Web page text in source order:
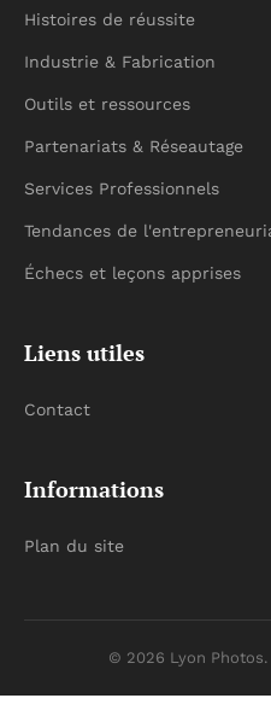
Histoires de réussite
Industrie & Fabrication
Outils et ressources
Partenariats & Réseautage
Services Professionnels
Tendances de
Échecs et leçons apprises
Liens utiles
Contact
Informations
Plan du site
© 2026 Lyon